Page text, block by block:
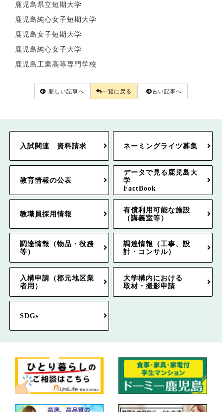
鹿児島県立短期大学
鹿児島純心女子短期大学
鹿児島女子短期大学
鹿児島純心女子大学
鹿児島工業高等専門学校
新しい記事へ 一覧に戻る 古い記事へ
入試関連 資料請求 ネーミングライツ募集
教育情報の公表
データで見る鹿児島大
学
FactBook
教職員採用情報
有償利用可能な施設
（講義室等）
調達情報（物品・役務
等）
調達情報（工事、設
計・コンサル）
入構申請（郡元地区業
者用）
大学構内における
取材・撮影申請
SDGs